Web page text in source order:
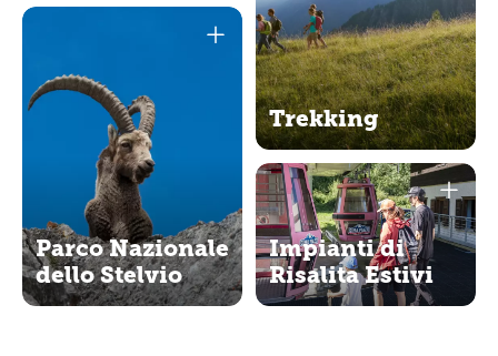
Trekking
Parco Nazionale
dello Stelvio
Impianti di
Risalita Estivi